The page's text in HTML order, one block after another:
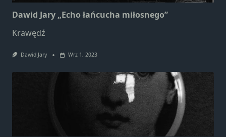
Dawid Jary „Echo łańcucha miłosnego”
Krawędź
Dawid Jary Wrz 1, 2023